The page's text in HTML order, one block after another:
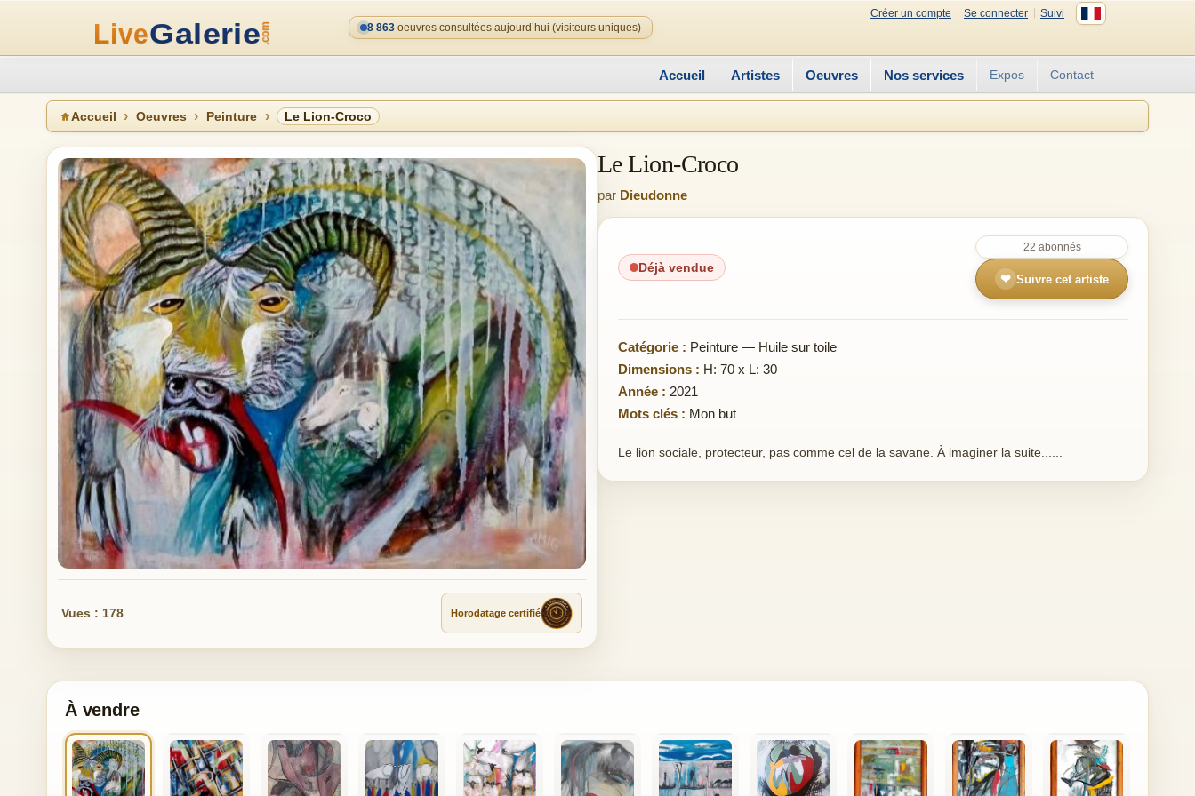
Créer un compte Se connecter
Suivi
8 863 oeuvres consultées aujourd’hui (visiteurs uniques)
Accueil Artistes Oeuvres Nos services Expos Contact
Accueil Oeuvres Peinture Le Lion-Croco
Vues : 178 Horodatage certifié
Le Lion-Croco
par Dieudonne
Déjà vendue
22 abonnés
❤ Suivre cet artiste
Catégorie : Peinture — Huile sur toile
Dimensions : H: 70 x L: 30
Année : 2021
Mots clés : Mon but
Le lion sociale, protecteur, pas comme cel de la savane. À imaginer la suite......
À vendre